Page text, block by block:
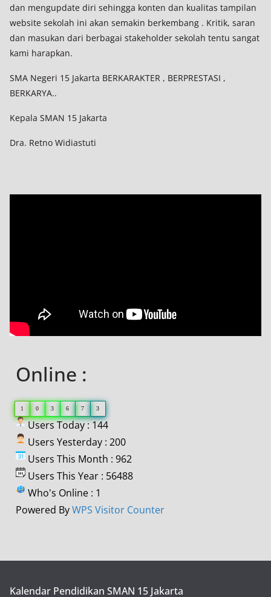
dan mengupdate diri sehingga konten dan kualitas tampilan
website sekolah ini akan semakin berkembang . Kritik, saran
dan masukan dari berbagai stakeholder sekolah tentu sangat
kami harapkan.
SMA Negeri 15 Jakarta BERKARAKTER , BERPRESTASI ,
BERKARYA..
Kepala SMAN 15 Jakarta
Dra. Retno Widiastuti
Online :
1 0 3 6 7 3
Users Today : 144
Users Yesterday : 200
Users This Month : 962
Users This Year : 56488
Who's Online : 1
Powered ByWPS Visitor Counter
Kalendar Pendidikan SMAN 15 Jakarta